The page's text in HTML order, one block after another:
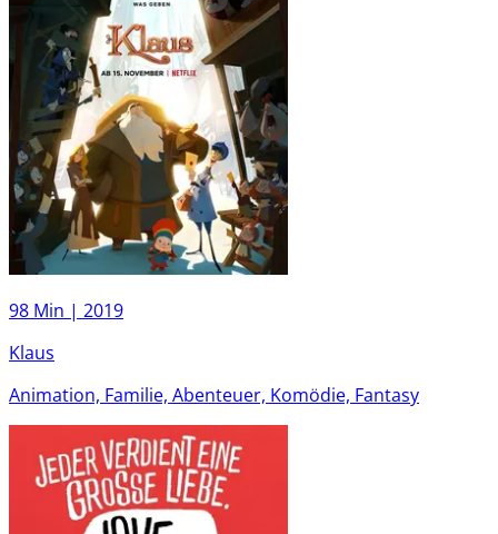
98 Min | 2019
Klaus
Animation, Familie, Abenteuer, Komödie, Fantasy